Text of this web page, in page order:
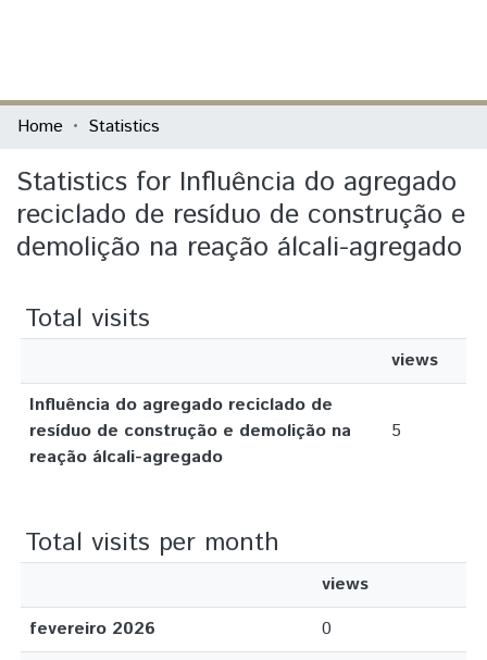
Communities & Collections
All of DSpace
Home Statistics
Statistics for Influência do agregado
reciclado de resíduo de construção e
demolição na reação álcali-agregado
Total visits
views
Influência do agregado reciclado de
resíduo de construção e demolição na
reação álcali-agregado
5
Total visits per month
views
fevereiro 2026
0